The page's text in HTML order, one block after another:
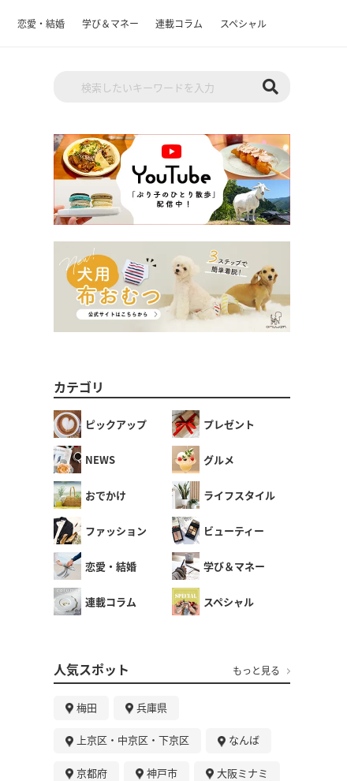
恋愛・結婚 学び＆マネー 連載コラム スペシャル
カテゴリ
ピックアップ プレゼント
NEWS グルメ
おでかけ ライフスタイル
ファッション ビューティー
恋愛・結婚 学び＆マネー
連載コラム スペシャル
人気スポット もっと見る
梅田 兵庫県
上京区・中京区・下京区 なんば
京都府 神戸市 大阪ミナミ